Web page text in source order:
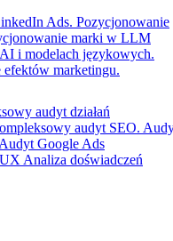
Ads. Pozycjonowanie
marki w LLM
i modelach językowych.
efektów marketingu.
audyt działań
audyt SEO.
Audyt Google Ads
Analiza doświadczeń